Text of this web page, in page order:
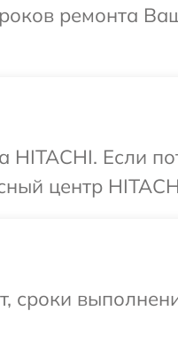
ремонта
Если
центр
сроки